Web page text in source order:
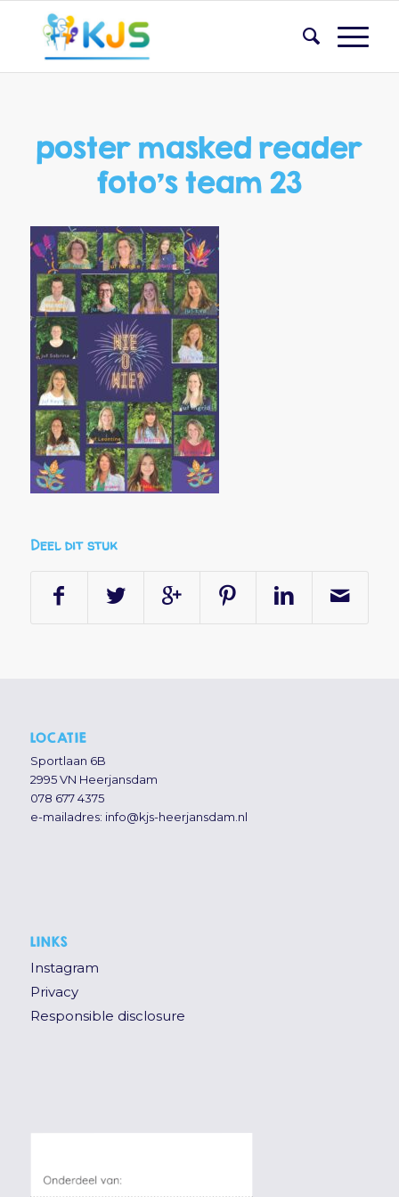
poster masked reader
foto’s team 23
Deel dit stuk
LOCATIE
Sportlaan 6B
2995 VN Heerjansdam
078 677 4375
e-mailadres: info@kjs-heerjansdam.nl
LINKS
Instagram
Privacy
Responsible disclosure